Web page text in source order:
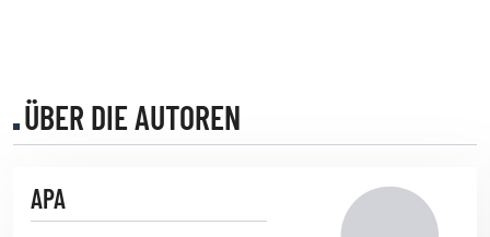
ÜBER DIE AUTOREN
APA